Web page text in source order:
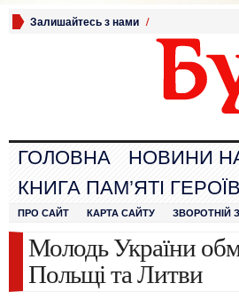
Залишайтесь з нами /
ГОЛОВНА НОВИНИ
КНИГА ПАМ’ЯТІ ГЕРОЇВ
ПРО САЙТ КАРТА САЙТУ ЗВОРОТНІЙ
Молодь України
Польщі та Литви